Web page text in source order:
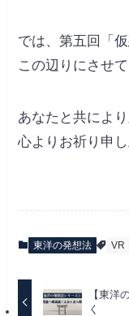
では、第五回「
この辺りにさせ
あなたと共によ
心よりお祈り申し
東洋の発想法 VR
【東洋
く